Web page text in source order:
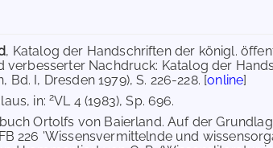
, Katalog der Handschriften der königl.
verbesserter Nachdruck: Katalog der
I, Dresden 1979), S. 226-228. [online]
in:2VL 4 (1983), Sp. 696.
Ortolfs von Baierland. Auf der
226 'Wissensvermittelnde und